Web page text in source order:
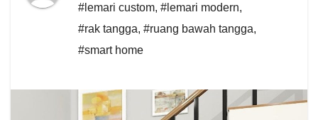
#lemari custom, #lemari modern,
#rak tangga, #ruang bawah tangga,
#smart home